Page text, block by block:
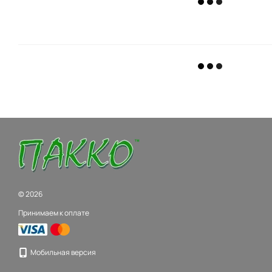
© 2026
Принимаем к оплате
Мобильная версия